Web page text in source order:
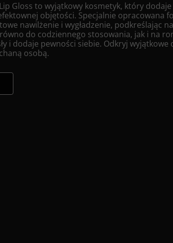
Gloss to wyjątkowy kosmetyk, który
objętości. Specjalnie opracowana
nawilżenie i wygładzenie, podkreślając
do codziennego stosowania, jak i na
i dodaje pewności siebie. Odkryj wyjątkowe
osobą.